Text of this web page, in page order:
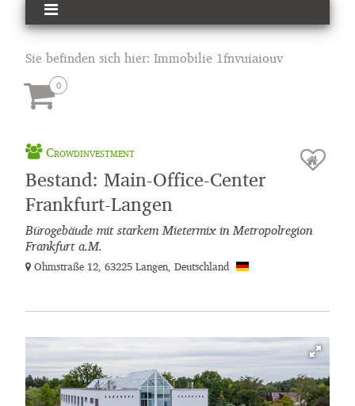
Sie befinden sich hier: Immobilie 1fnvuiaiouv
Crowdinvestment
Bestand: Main-Office-Center
Frankfurt-Langen
Bürogebäude mit starkem Mietermix in Metropolregion
Frankfurt a.M.
Ohmstraße 12, 63225 Langen, Deutschland